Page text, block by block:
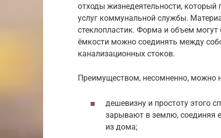
отходы жизнедеятельности,
услуг коммунальной службы.
стеклопластик. Форма и объем
ёмкости можно соединять между
канализационных стоков.
Преимуществом, несомненно, можно
дешевизну и простоту этого
зарывают в землю, соединяя
из дома;